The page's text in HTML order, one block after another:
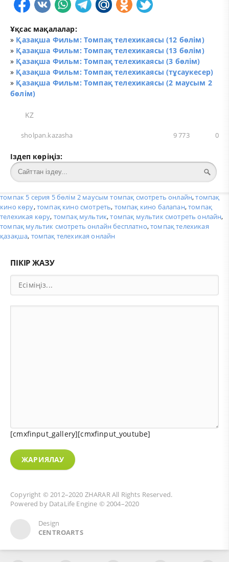
Ұқсас мақалалар:
» Қазақша Фильм: Томпақ телехикаясы (12 бөлім)
» Қазақша Фильм: Томпақ телехикаясы (13 бөлім)
» Қазақша Фильм: Томпақ телехикаясы (3 бөлім)
» Қазақша Фильм: Томпақ телехикаясы (тұсаукесер)
» Қазақша Фильм: Томпақ телехикаясы (2 маусым 2
бөлім)
KZ
sholpan.kazasha 0
9 773
Іздеп көріңіз:
томпак 5 серия 5 бөлім 2 маусым томпақ смотреть онлайн,томпақ
кино көру,томпақ кино смотреть, томпақ кино балапан,томпақ
телехикая көру, томпақ мультик,томпақ мультик смотреть онлайн,
томпақ мультик смотреть онлайн бесплатно,томпақ телехикая
қазақша, томпақ телехикая онлайн
ПІКІР ЖАЗУ
[cmxfinput_gallery][cmxfinput_youtube]
ЖАРИЯЛАУ
Copyright © 2012–2020 ZHARARAll Rights Reserved.
Powered by DataLife Engine © 2004–2020
Design
CENTROARTS